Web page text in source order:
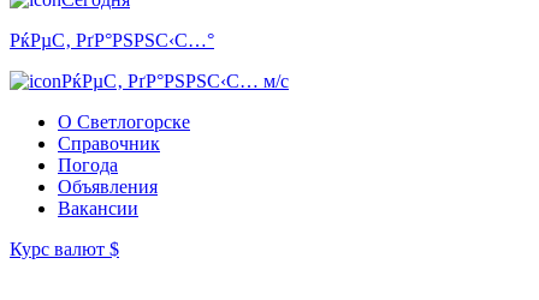
РќРµС‚ РґР°РЅРЅС‹С…°
РќРµС‚ РґР°РЅРЅС‹С… м/с
О Светлогорске
Справочник
Погода
Объявления
Вакансии
Курс валют $